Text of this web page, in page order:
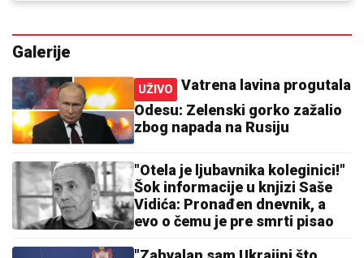
Galerije
UŽIVO
Vatrena lavina progutala
Odesu: Zelenski gorko zažalio
zbog napada na Rusiju
"Otela je ljubavnika koleginici!"
Šok informacije u knjizi Saše
Vidića: Pronađen dnevnik, a
evo o čemu je pre smrti pisao